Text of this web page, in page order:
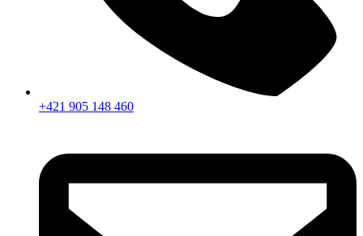
+421 905 148 460